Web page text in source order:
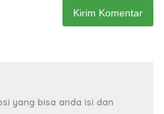
yang bisa anda isi dan